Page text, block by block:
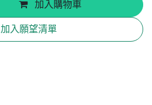
加入購物車
加入願望清單